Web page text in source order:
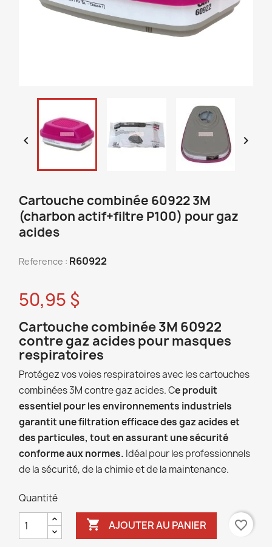
 
Cartouche combinée 60922 3M
(charbon actif+filtre P100) pour gaz
acides
Reference : R60922
50,95 $
Cartouche combinée 3M 60922
contre gaz acides pour masques
respiratoires
Protégez vos voies respiratoires avec les cartouches
combinées 3M contre gaz acides. Ce produit
essentiel pour les environnements industriels
garantit une filtration efficace des gaz acides et
des particules, tout en assurant une sécurité
conforme aux normes. Idéal pour les professionnels
de la sécurité, de la chimie et de la maintenance.
Quantité
 AJOUTER AU PANIER favorite_border